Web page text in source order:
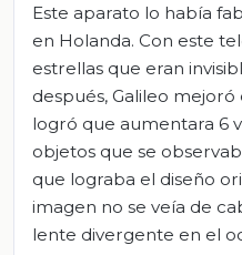
Este aparato lo había
en Holanda. Con este
estrellas que eran
después, Galileo
logró que aumentara 6
objetos que se
que lograba el diseño
imagen no se veía de
lente divergente en el